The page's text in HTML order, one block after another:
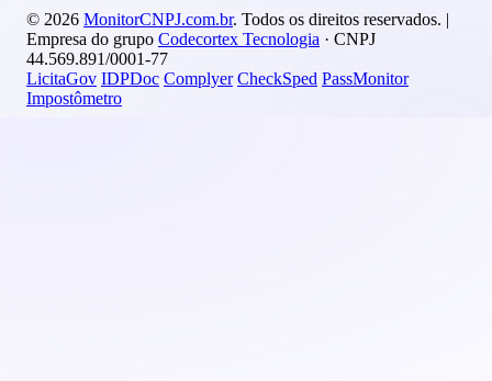
© 2026 MonitorCNPJ.com.br. Todos os direitos reservados. |
Empresa do grupo Codecortex Tecnologia · CNPJ
44.569.891/0001-77
LicitaGov IDPDoc Complyer CheckSped PassMonitor
Impostômetro